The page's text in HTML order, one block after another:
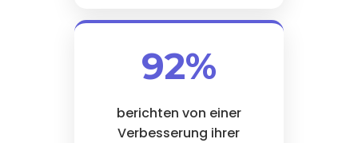
92%
berichten von einer
Verbesserung ihrer